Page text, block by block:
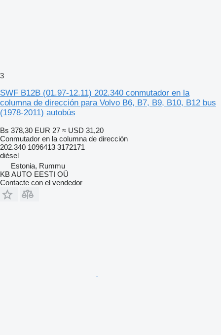
3
SWF B12B (01.97-12.11) 202.340 conmutador en la
columna de dirección para Volvo B6, B7, B9, B10, B12 bus
(1978-2011) autobús
Bs 378,30 EUR 27 ≈ USD 31,20
Conmutador en la columna de dirección
202.340 1096413 3172171
diésel
Estonia, Rummu
KB AUTO EESTI OÜ
Contacte con el vendedor